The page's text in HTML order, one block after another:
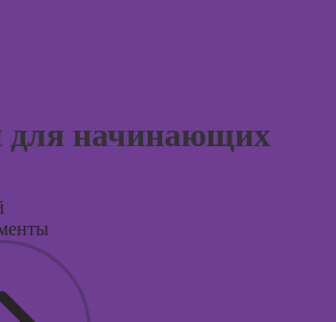
таргетированной
для начинающих